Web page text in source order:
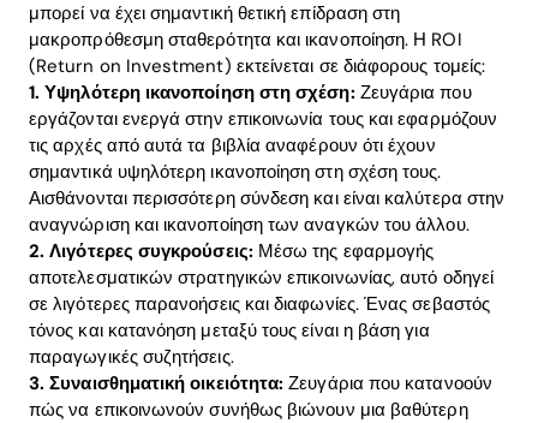
μπορεί να έχει σημαντική θετική επίδραση στη
μακροπρόθεσμη σταθερότητα και ικανοποίηση. Η ROI
(Return on Investment) εκτείνεται σε διάφορους τομείς:
1. Υψηλότερη ικανοποίηση στη σχέση: Ζευγάρια που
εργάζονται ενεργά στην επικοινωνία τους και εφαρμόζουν
τις αρχές από αυτά τα βιβλία αναφέρουν ότι έχουν
σημαντικά υψηλότερη ικανοποίηση στη σχέση τους.
Αισθάνονται περισσότερη σύνδεση και είναι καλύτερα στην
αναγνώριση και ικανοποίηση των αναγκών του άλλου.
2. Λιγότερες συγκρούσεις: Μέσω της εφαρμογής
αποτελεσματικών στρατηγικών επικοινωνίας, αυτό οδηγεί
σε λιγότερες παρανοήσεις και διαφωνίες. Ένας σεβαστός
τόνος και κατανόηση μεταξύ τους είναι η βάση για
παραγωγικές συζητήσεις.
3. Συναισθηματική οικειότητα: Ζευγάρια που κατανοούν
πώς να επικοινωνούν συνήθως βιώνουν μια βαθύτερη